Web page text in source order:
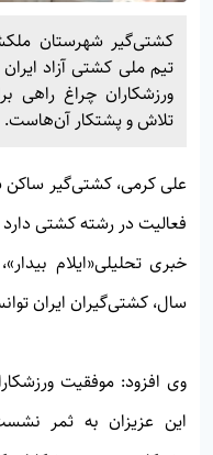
کشتی‌گیر شهرستان
ورزشکاران چراغ راهی
تلاش و پشتکار آن‌هاست.
فعالیت در رشته کشتی دارد
خبری تحلیلی«ایلام بیدار»
سال، کشتی‌گیران ایران
وی افزود: موفقیت
این عزیزان به ثمر